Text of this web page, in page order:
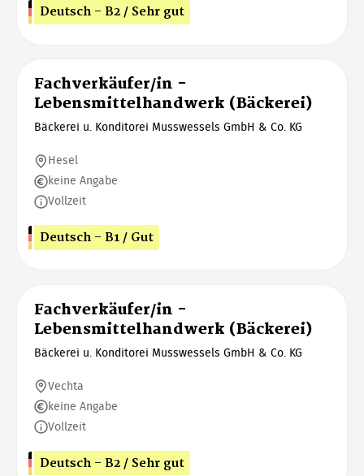
Deutsch - B2 / Sehr gut
Fachverkäufer/in -
Lebensmittelhandwerk (Bäckerei)
Bäckerei u. Konditorei Musswessels GmbH & Co. KG
Hesel
keine Angabe
Vollzeit
Deutsch - B1 / Gut
Fachverkäufer/in -
Lebensmittelhandwerk (Bäckerei)
Bäckerei u. Konditorei Musswessels GmbH & Co. KG
Vechta
keine Angabe
Vollzeit
Deutsch - B2 / Sehr gut